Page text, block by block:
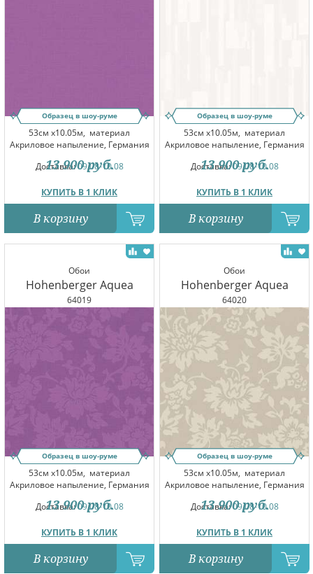
Образец в шоу-руме
53см x10.05м, материал
Акриловое напыление, Германия
Доставка:09.08-10.08
КУПИТЬ В 1 КЛИК
13 900 руб.
В корзину
Образец в шоу-руме
53см x10.05м, материал
Акриловое напыление, Германия
Доставка:09.08-10.08
КУПИТЬ В 1 КЛИК
13 900 руб.
В корзину
Обои
Hohenberger Aquea
64019
Образец в шоу-руме
53см x10.05м, материал
Акриловое напыление, Германия
Доставка:09.08-10.08
КУПИТЬ В 1 КЛИК
13 900 руб.
В корзину
Обои
Hohenberger Aquea
64020
Образец в шоу-руме
53см x10.05м, материал
Акриловое напыление, Германия
Доставка:09.08-10.08
КУПИТЬ В 1 КЛИК
13 900 руб.
В корзину